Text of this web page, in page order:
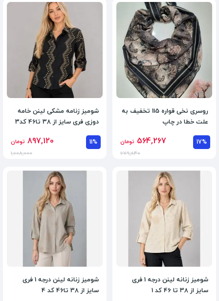
روسری نخی قواره 115 تخفیف به
علت خطا در چاپ
17%
564,267 تومان
679,840
شومیز زنامه مشکی لینن خامه
دوزی فری سایز از 38 تا46 کد3
11%
897,120 تومان
1,008,000
شومیز زنانه لینن درجه 1 فری
سایز از 38 تا 46 کد 1
شومیز زنانه لینن درجه 1 فری
سایز از 38 تا46 کد 4